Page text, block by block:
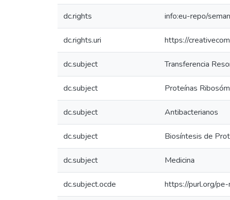
dc.rights info:eu-repo/
dc.rights.uri https://
dc.subject Transferencia
dc.subject Proteínas
dc.subject Antibacterianos
dc.subject Biosíntesis de
dc.subject Medicina
dc.subject.ocde https://purl.org/